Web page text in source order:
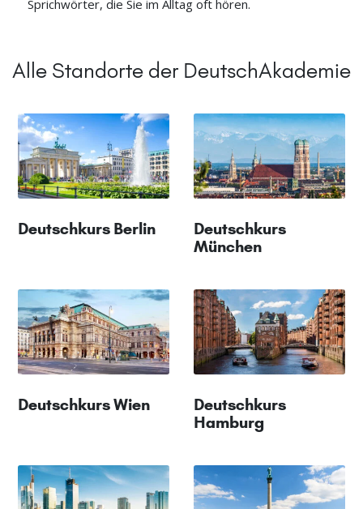
Sprichwörter, die Sie im Alltag oft hören.
Alle Standorte der DeutschAkademie
Deutschkurs Berlin
Deutschkurs
München
Deutschkurs Wien
Deutschkurs
Hamburg